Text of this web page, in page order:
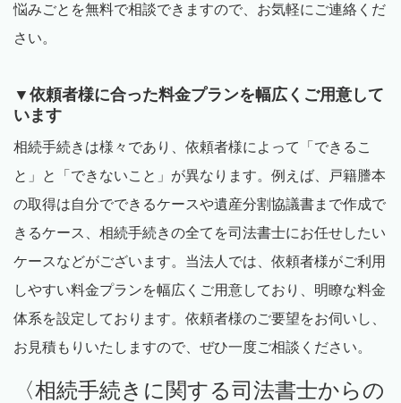
悩みごとを無料で相談できますので、お気軽にご連絡くだ
さい。
▼ 依頼者様に合った料金プランを幅広くご用意して
います
相続手続きは様々であり、依頼者様によって「できるこ
と」と「できないこと」が異なります。例えば、戸籍謄本
の取得は自分でできるケースや遺産分割協議書まで作成で
きるケース、相続手続きの全てを司法書士にお任せしたい
ケースなどがございます。当法人では、依頼者様がご利用
しやすい料金プランを幅広くご用意しており、明瞭な料金
体系を設定しております。依頼者様のご要望をお伺いし、
お見積もりいたしますので、ぜひ一度ご相談ください。
〈相続手続きに関する司法書士からの